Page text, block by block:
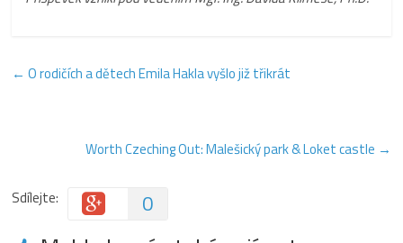
← O rodičích a dětech Emila Hakla vyšlo již třikrát
Worth Czeching Out: Malešický park & Loket castle →
Sdílejte: 0